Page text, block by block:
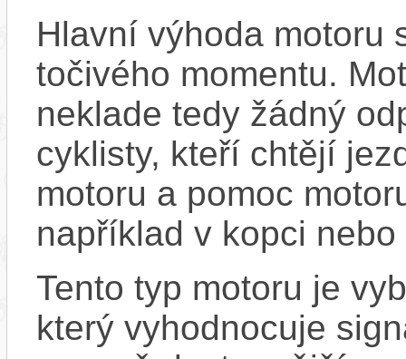
Hlavní výhoda motoru
točivého momentu.
neklade tedy žádný
cyklisty, kteří chtějí
motoru a pomoc
například v kopci
Tento typ motoru je
který vyhodnocuje